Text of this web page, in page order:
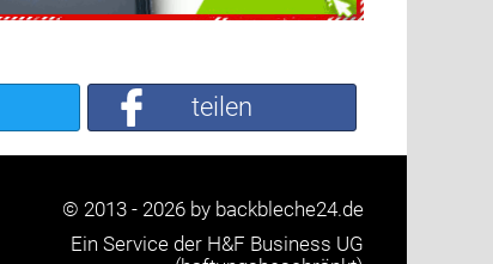
teilen
© 2013 - 2026 by backbleche24.de
Ein Service der H&F Business UG